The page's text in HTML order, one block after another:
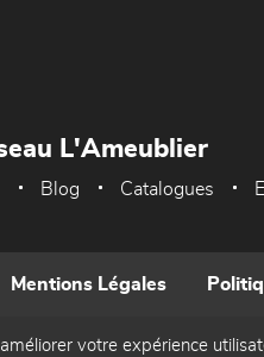
L'Ameublier
Blog Catalogues
Mentions Légales
votre expérience